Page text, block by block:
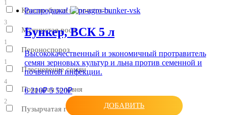
1
Красно-бурая пятнистость
3
Мучнистая роса
1
Пероноспороз
1
Плесневение семян
4
Покрытая головня
2
Пузырчатая головня
Распродажа!
Бункер, ВСК 5 л
Высококачественный и экономичный протравитель
семян зерновых культур и льна против семенной и
почвенной инфекции.
6 210₽ 5 520₽
ДОБАВИТЬ